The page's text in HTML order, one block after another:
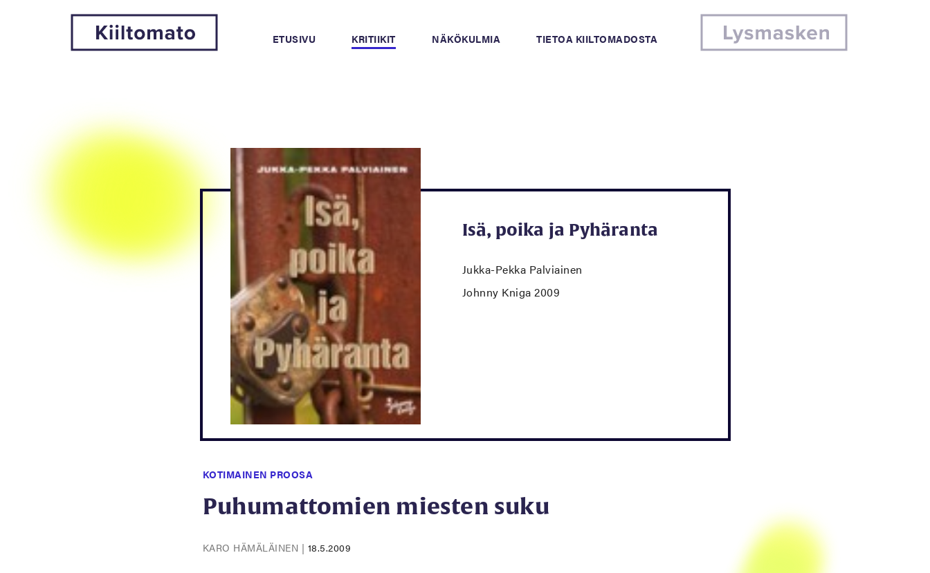
ETUSIVU KRITIIKIT NÄKÖKULMIA TIETOA KIILTOMADOSTA
Isä, poika ja Pyhäranta
Jukka-Pekka Palviainen
Johnny Kniga 2009
KOTIMAINEN PROOSA
Puhumattomien miesten suku
KARO HÄMÄLÄINEN | 18.5.2009